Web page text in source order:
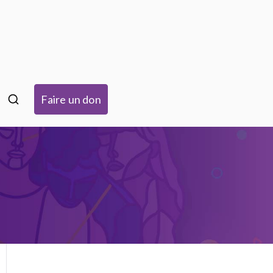
à Strasbourg
Faire un don